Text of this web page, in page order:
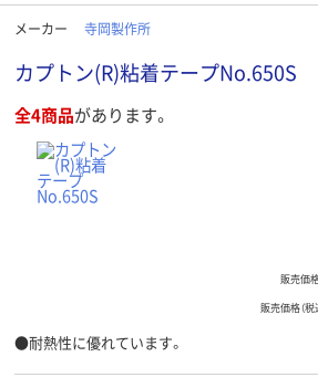
メーカー 寺岡製作所
カプトン(R)粘着テープNo.650S
全4商品があります。
販売価格
販売価格（税
●耐熱性に優れています。